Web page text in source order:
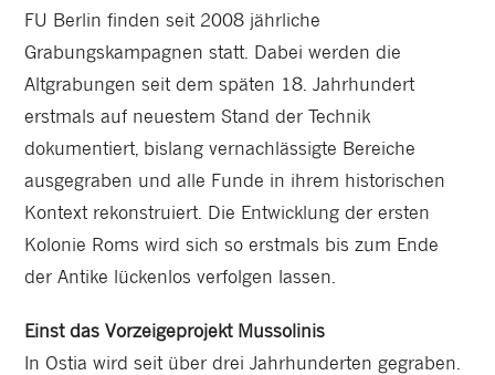
FU Berlin finden seit 2008 jährliche
Grabungskampagnen statt. Dabei werden die
Altgrabungen seit dem späten 18. Jahrhundert
erstmals auf neuestem Stand der Technik
dokumentiert, bislang vernachlässigte Bereiche
ausgegraben und alle Funde in ihrem historischen
Kontext rekonstruiert. Die Entwicklung der ersten
Kolonie Roms wird sich so erstmals bis zum Ende
der Antike lückenlos verfolgen lassen.
Einst das Vorzeigeprojekt Mussolinis
In Ostia wird seit über drei Jahrhunderten gegraben.